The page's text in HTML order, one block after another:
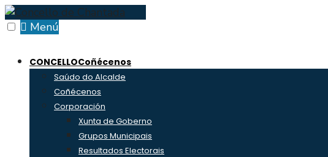
Skip
to
Menú
CONCELLOCoñécenos
Saúdo do Alcalde
Coñécenos
Corporación
Xunta de Goberno
Grupos Municipais
Resultados Electorais